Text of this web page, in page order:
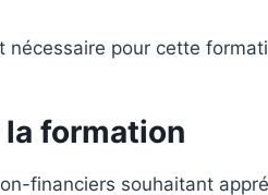
nécessaire pour cette
formation
financiers souhaitant